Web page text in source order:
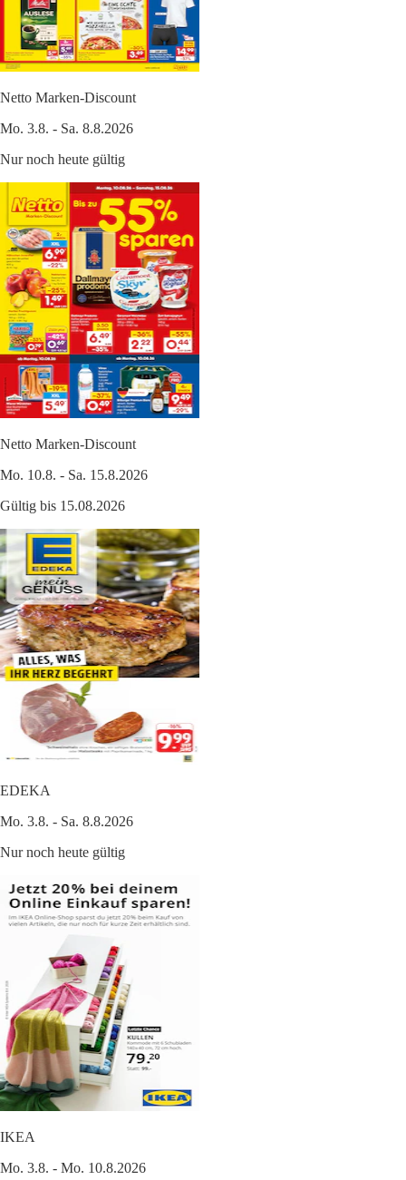
Netto Marken-Discount
Mo. 3.8. - Sa. 8.8.2026
Nur noch heute gültig
Netto Marken-Discount
Mo. 10.8. - Sa. 15.8.2026
Gültig bis 15.08.2026
EDEKA
Mo. 3.8. - Sa. 8.8.2026
Nur noch heute gültig
IKEA
Mo. 3.8. - Mo. 10.8.2026